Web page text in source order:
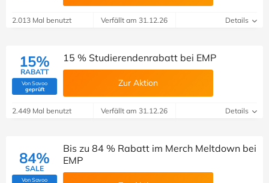
2.013 Mal benutzt Verfällt am 31.12.26 Details
15%
RABATT
Von Savoo
geprüft(Von Savoo geprüft)
15 % Studierendenrabatt bei EMP
Zur Aktion
2.449 Mal benutzt Verfällt am 31.12.26 Details
84%
SALE
Von Savoo
Bis zu 84 % Rabatt im Merch Meltdown bei
EMP